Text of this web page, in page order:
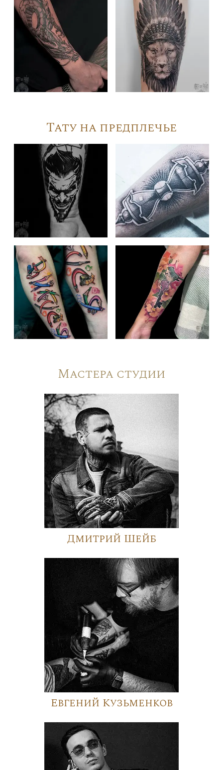
Тату на предплечье
Мастера студии
Дмитрий Шейб
Евгений Кузьменков